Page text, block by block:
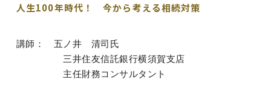
人生100年時代！ 今から考える相続対策
講師： 五ノ井 清司氏
三井住友信託銀行横須賀支店
主任財務コンサルタント